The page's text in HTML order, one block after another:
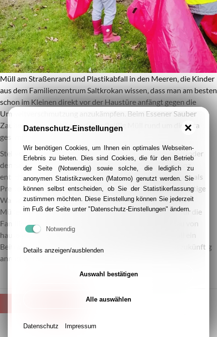
Müll am Straßenrand und Plastikabfall in den Meeren, die Kinder
aus dem Familienzentrum Saltkrokan wissen, dass man am besten
schon im Kleinen direkt vor der Haustüre anfängt gegen die
Umweltverschmutzung anzukämpfen. Beim Essener Sauber
Zauber haben die Kinder daher fleißig Müll rund um die Kita
gesammelt.
Stellvertretend für 15.000 Teilnehmer:innen haben die Kinder
den Sauber Zauber Preis erhalten. In der Kinderkonferenz
entschieden die Kinder gemeinsam mit den Erzieher:innen als
Preise und von dem Hellweg Gutschein über 250 €nachhaltige
Wasserspiel-Materialien, natürliche Holz Materialien für
Mülleimer zum Bau vor Gartentor der Kita, Holzbänke für die
Familien, Pflanzenerde und zwei Hochbeete zum Anbau von
hauseigenem Gemüse und Blumen anzuschaffen. So soll ein
Beitrag zum sauberen, nachhaltigen Essen-Horst auch zukünftig
anregt werden.
Datenschutz-Einstellungen
Wir benötigen Cookies, um Ihnen ein optimales Webseiten-
Erlebnis zu bieten. Dies sind Cookies, die für den Betrieb
der Seite (Notwendig) sowie solche, die lediglich zu
anonymen Statistikzwecken (Matomo) genutzt werden. Sie
können selbst entscheiden, ob Sie der Statistikerfassung
zustimmen möchten. Diese Einstellung können Sie jederzeit
im Fuß der Seite unter "Datenschutz-Einstellungen" ändern.
Notwendig
Details anzeigen/ausblenden
Auswahl bestätigen
Alle auswählen
Datenschutz Impressum